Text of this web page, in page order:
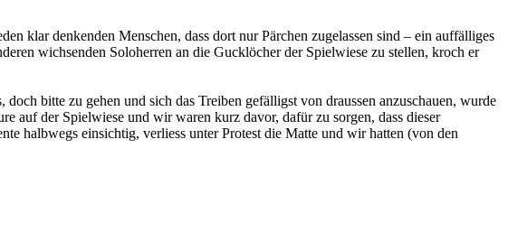
klar denkenden Menschen, dass dort nur Pärchen zugelassen sind – ein auffälliges
wichsenden Soloherren an die Gucklöcher der Spielwiese zu stellen, kroch er
bitte zu gehen und sich das Treiben gefälligst von draussen anzuschauen, wurde
auf der Spielwiese und wir waren kurz davor, dafür zu sorgen, dass dieser
halbwegs einsichtig, verliess unter Protest die Matte und wir hatten (von den